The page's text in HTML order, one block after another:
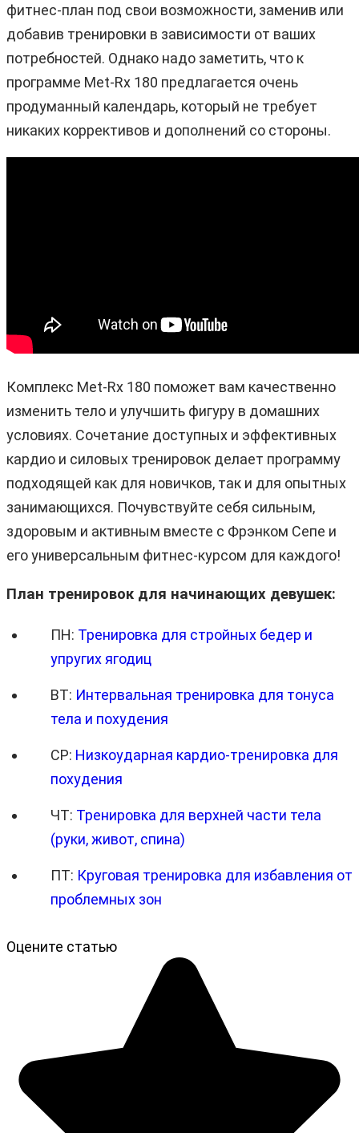
фитнес-план под свои возможности, заменив или
добавив тренировки в зависимости от ваших
потребностей. Однако надо заметить, что к
программе Met-Rx 180 предлагается очень
продуманный календарь, который не требует
никаких коррективов и дополнений со стороны.
Комплекс Met-Rx 180 поможет вам качественно
изменить тело и улучшить фигуру в домашних
условиях. Сочетание доступных и эффективных
кардио и силовых тренировок делает программу
подходящей как для новичков, так и для опытных
занимающихся. Почувствуйте себя сильным,
здоровым и активным вместе с Фрэнком Сепе и
его универсальным фитнес-курсом для каждого!
План тренировок для начинающих девушек:
ПН: Тренировка для стройных бедер и
упругих ягодиц
ВТ: Интервальная тренировка для тонуса
тела и похудения
СР: Низкоударная кардио-тренировка для
похудения
ЧТ: Тренировка для верхней части тела
(руки, живот, спина)
ПТ: Круговая тренировка для избавления от
проблемных зон
Оцените статью